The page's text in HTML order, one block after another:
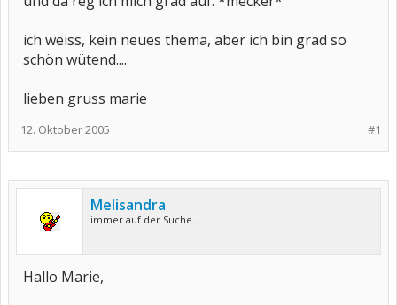
ich weiss, kein neues thema, aber ich bin grad so
schön wütend....
lieben gruss marie
#1
12. Oktober 2005
Melisandra
immer auf der Suche...
Hallo Marie,